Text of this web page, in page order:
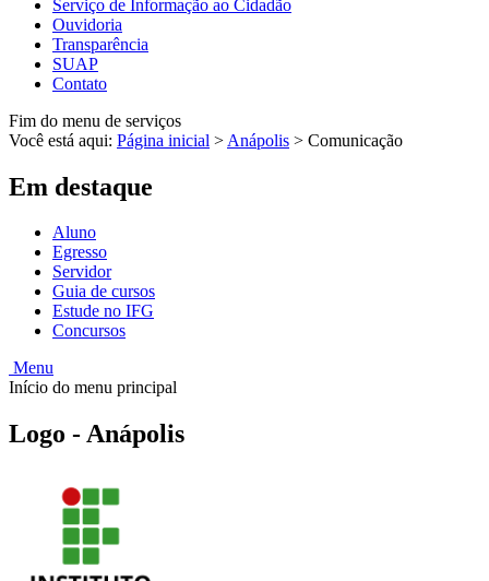
Serviço de Informação ao Cidadão
Ouvidoria
Transparência
SUAP
Contato
Fim do menu de serviços
Você está aqui: Página inicial > Anápolis > Comunicação
Em destaque
Aluno
Egresso
Servidor
Guia de cursos
Estude no IFG
Concursos
Menu
Início do menu principal
Logo - Anápolis